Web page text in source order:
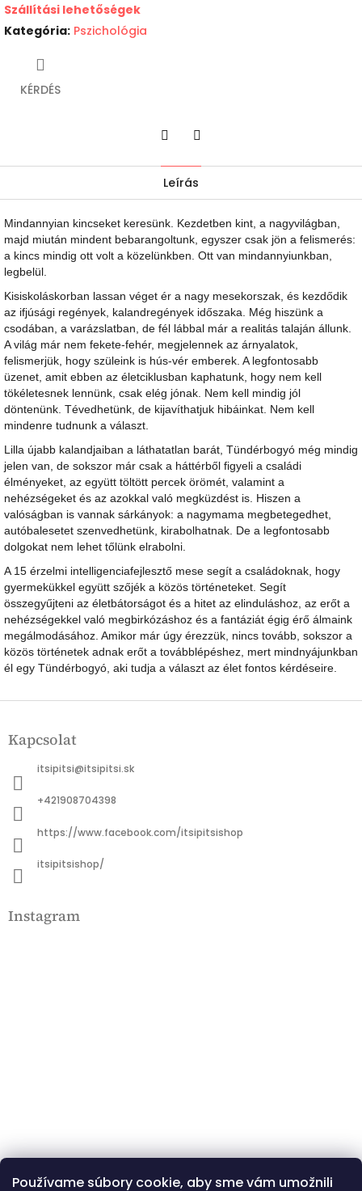
Používame súbory cookie, aby sme vám umožnili
Szállítási lehetőségek
Kategória: Pszichológia
KÉRDÉS
Leírás
Mindannyian kincseket keresünk. Kezdetben kint, a nagyvilágban,
majd miután mindent bebarangoltunk, egyszer csak jön a felismerés:
a kincs mindig ott volt a közelünkben. Ott van mindannyiunkban,
legbelül.
Kisiskoláskorban lassan véget ér a nagy mesekorszak, és kezdődik
az ifjúsági regények, kalandregények időszaka. Még hiszünk a
csodában, a varázslatban, de fél lábbal már a realitás talaján állunk.
A világ már nem fekete-fehér, megjelennek az árnyalatok,
felismerjük, hogy szüleink is hús-vér emberek. A legfontosabb
üzenet, amit ebben az életciklusban kaphatunk, hogy nem kell
tökéletesnek lennünk, csak elég jónak. Nem kell mindig jól
döntenünk. Tévedhetünk, de kijavíthatjuk hibáinkat. Nem kell
mindenre tudnunk a választ.
Lilla újabb kalandjaiban a láthatatlan barát, Tündérbogyó még mindig
jelen van, de sokszor már csak a háttérből figyeli a családi
élményeket, az együtt töltött percek örömét, valamint a
nehézségeket és az azokkal való megküzdést is. Hiszen a
valóságban is vannak sárkányok: a nagymama megbetegedhet,
autóbalesetet szenvedhetünk, kirabolhatnak. De a legfontosabb
dolgokat nem lehet tőlünk elrabolni.
A 15 érzelmi intelligenciafejlesztő mese segít a családoknak, hogy
gyermekükkel együtt szőjék a közös történeteket. Segít
összegyűjteni az életbátorságot és a hitet az elinduláshoz, az erőt a
nehézségekkel való megbirkózáshoz és a fantáziát égig érő álmaink
megálmodásához. Amikor már úgy érezzük, nincs tovább, sokszor a
közös történetek adnak erőt a továbblépéshez, mert mindnyájunkban
él egy Tündérbogyó, aki tudja a választ az élet fontos kérdéseire.
L
bKapcsolat
itsipitsi@itsipitsi.sk
+421908704398
https://www.facebook.com/itsipitsishop
itsipitsishop/
Instagram